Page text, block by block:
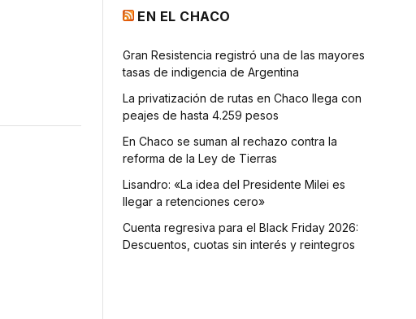
EN EL CHACO
Gran Resistencia registró una de las mayores
tasas de indigencia de Argentina
La privatización de rutas en Chaco llega con
peajes de hasta 4.259 pesos
En Chaco se suman al rechazo contra la
reforma de la Ley de Tierras
Lisandro: «La idea del Presidente Milei es
llegar a retenciones cero»
Cuenta regresiva para el Black Friday 2026:
Descuentos, cuotas sin interés y reintegros